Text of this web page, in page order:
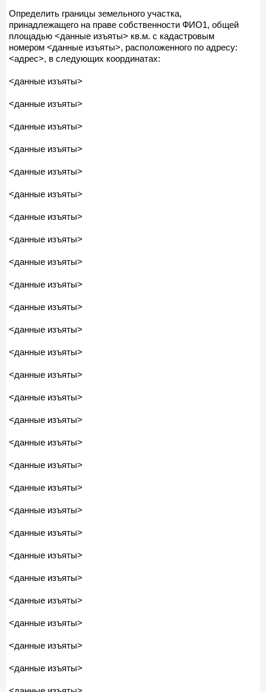
Определить границы земельного участка,
принадлежащего на праве собственности ФИО1, общей
площадью <данные изъяты> кв.м. с кадастровым
номером <данные изъяты>, расположенного по адресу:
<адрес>, в следующих координатах:
<данные изъяты>
<данные изъяты>
<данные изъяты>
<данные изъяты>
<данные изъяты>
<данные изъяты>
<данные изъяты>
<данные изъяты>
<данные изъяты>
<данные изъяты>
<данные изъяты>
<данные изъяты>
<данные изъяты>
<данные изъяты>
<данные изъяты>
<данные изъяты>
<данные изъяты>
<данные изъяты>
<данные изъяты>
<данные изъяты>
<данные изъяты>
<данные изъяты>
<данные изъяты>
<данные изъяты>
<данные изъяты>
<данные изъяты>
<данные изъяты>